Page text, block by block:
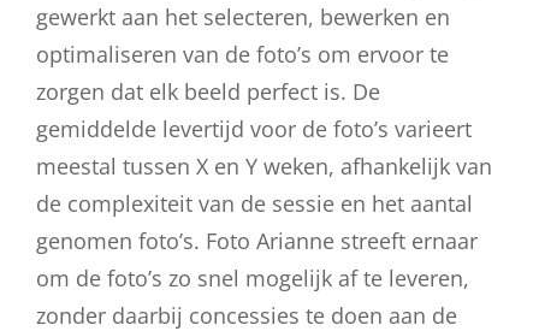
gewerkt aan het selecteren, bewerken en
optimaliseren van de foto’s om ervoor te
zorgen dat elk beeld perfect is. De
gemiddelde levertijd voor de foto’s varieert
meestal tussen X en Y weken, afhankelijk van
de complexiteit van de sessie en het aantal
genomen foto’s. Foto Arianne streeft ernaar
om de foto’s zo snel mogelijk af te leveren,
zonder daarbij concessies te doen aan de